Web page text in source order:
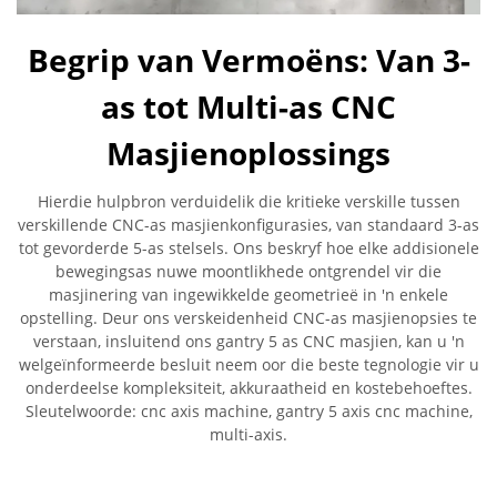
Begrip van Vermoëns: Van 3-
as tot Multi-as CNC
Masjienoplossings
Hierdie hulpbron verduidelik die kritieke verskille tussen
verskillende CNC-as masjienkonfigurasies, van standaard 3-as
tot gevorderde 5-as stelsels. Ons beskryf hoe elke addisionele
bewegingsas nuwe moontlikhede ontgrendel vir die
masjinering van ingewikkelde geometrieë in 'n enkele
opstelling. Deur ons verskeidenheid CNC-as masjienopsies te
verstaan, insluitend ons gantry 5 as CNC masjien, kan u 'n
welgeïnformeerde besluit neem oor die beste tegnologie vir u
onderdeelse kompleksiteit, akkuraatheid en kostebehoeftes.
Sleutelwoorde: cnc axis machine, gantry 5 axis cnc machine,
multi-axis.